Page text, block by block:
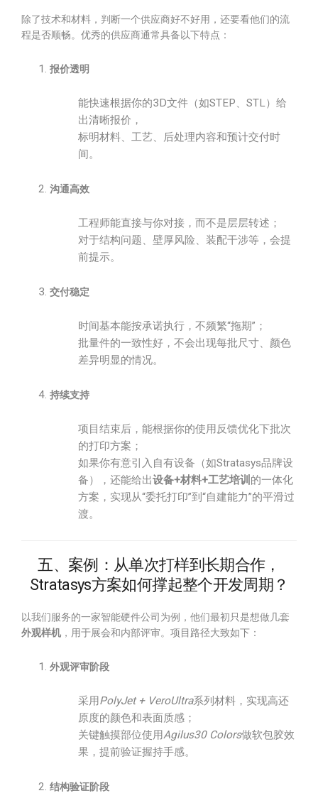
除了技术和材料，判断一个供应商好不好用，还要看他们的流
程是否顺畅。优秀的供应商通常具备以下特点：
报价透明
能快速根据你的3D文件（如STEP、STL）给
出清晰报价，
标明材料、工艺、后处理内容和预计交付时
间。
沟通高效
工程师能直接与你对接，而不是层层转述；
对于结构问题、壁厚风险、装配干涉等，会提
前提示。
交付稳定
时间基本能按承诺执行，不频繁“拖期”；
批量件的一致性好，不会出现每批尺寸、颜色
差异明显的情况。
持续支持
项目结束后，能根据你的使用反馈优化下批次
的打印方案；
如果你有意引入自有设备（如Stratasys品牌设
备），还能给出设备+材料+工艺培训 的一体化
方案，实现从“委托打印”到“自建能力”的平滑过
渡。
五、案例：从单次打样到长期合作，
Stratasys方案如何撑起整个开发周期？
以我们服务的一家智能硬件公司为例，他们最初只是想做几套
外观样机 ，用于展会和内部评审。项目路径大致如下：
外观评审阶段
采用PolyJet + VeroUltra系列材料，实现高还
原度的颜色和表面质感；
关键触摸部位使用Agilus30 Colors做软包胶效
果，提前验证握持手感。
结构验证阶段